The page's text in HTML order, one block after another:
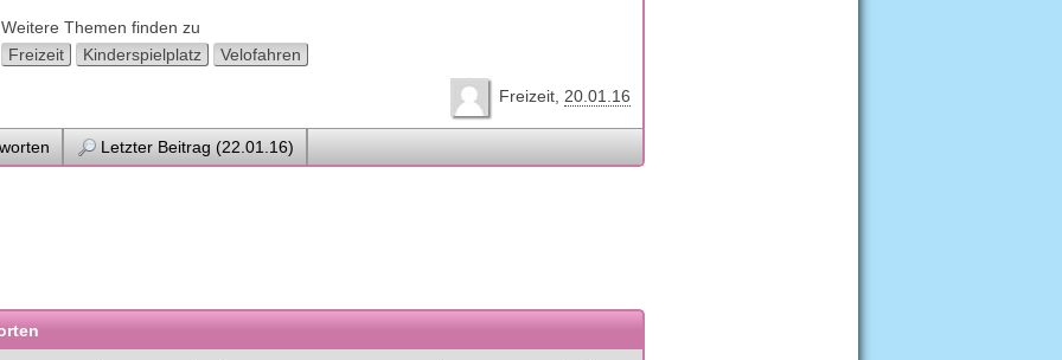
Weitere Themen finden zu
Freizeit
Kinderspielplatz Velofahren
Freizeit 20.01.16
Letzter Beitrag (22.01.16)